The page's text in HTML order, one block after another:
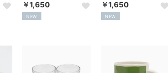
￥1,650
NEW
￥1,650
NEW